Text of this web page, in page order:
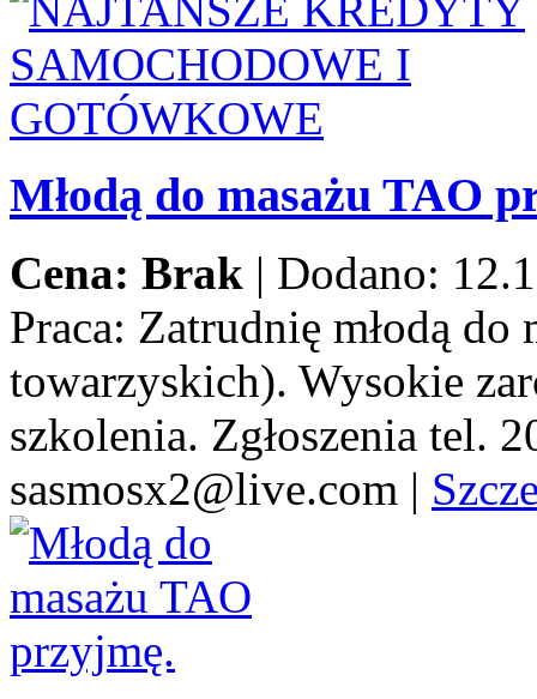
Młodą do masażu TAO
Cena: Brak | Dodano:
Praca: Zatrudnię młodą do
towarzyskich). Wysokie
szkolenia. Zgłoszenia tel.
sasmosx2@live.com |